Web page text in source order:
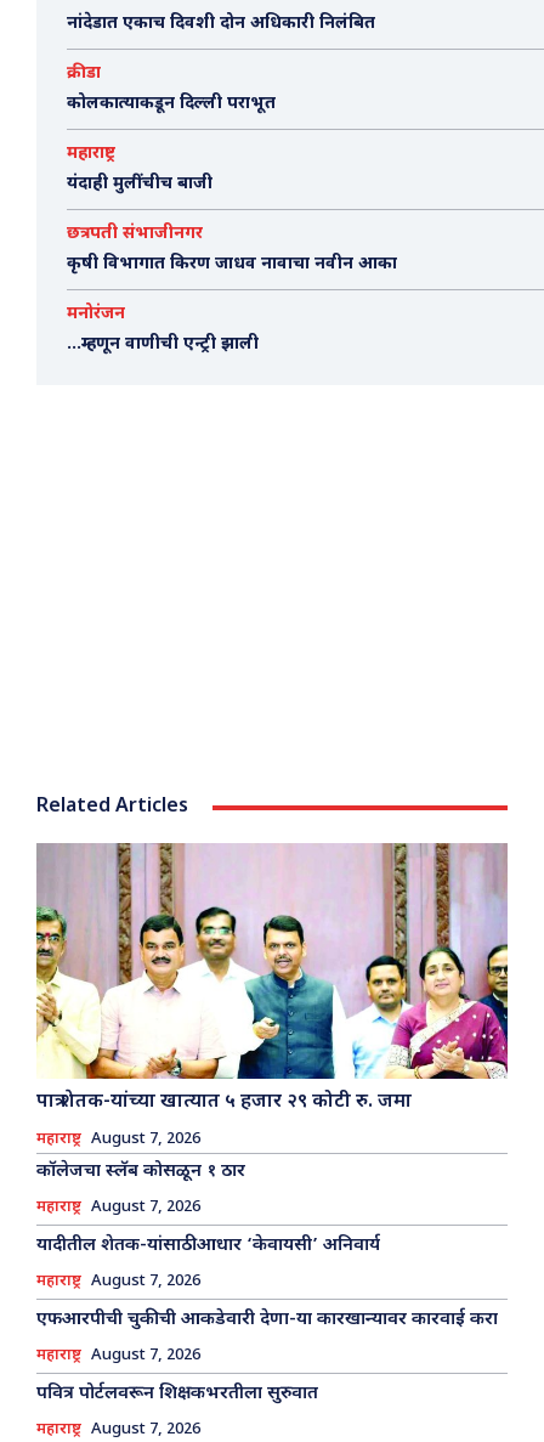
नांदेडात एकाच दिवशी दोन अधिकारी निलंबित
क्रीडा
कोलकात्याकडून दिल्ली पराभूत
महाराष्ट्र
यंदाही मुलींचीच बाजी
छत्रपती संभाजीनगर
कृषी विभागात किरण जाधव नावाचा नवीन आका
मनोरंजन
…म्हणून वाणीची एन्ट्री झाली
Related Articles
पात्र शेतक-यांच्या खात्यात ५ हजार २९ कोटी रु. जमा
महाराष्ट्र August 7, 2026
कॉलेजचा स्लॅब कोसळून १ ठार
महाराष्ट्र August 7, 2026
यादीतील शेतक-यांसाठी आधार ‘केवायसी’ अनिवार्य
महाराष्ट्र August 7, 2026
एफआरपीची चुकीची आकडेवारी देणा-या कारखान्यावर कारवाई करा
महाराष्ट्र August 7, 2026
पवित्र पोर्टलवरून शिक्षकभरतीला सुरुवात
महाराष्ट्र August 7, 2026